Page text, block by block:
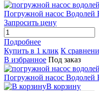
Погружной насос
Запросить цену
Подробнее
Купить в 1 клик К
В избранное Под заказ
Погружной насос
В корзину